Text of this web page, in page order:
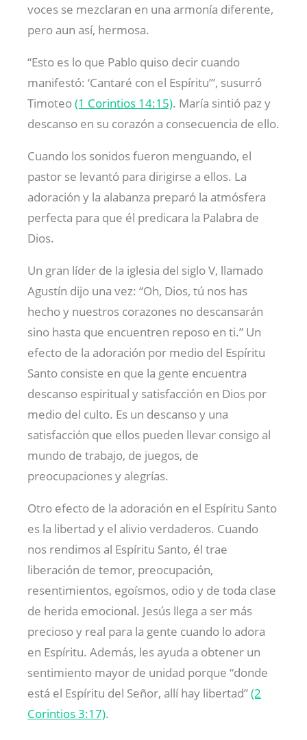
voces se mezclaran en una armonía diferente,
pero aun así, hermosa.
“Esto es lo que Pablo quiso decir cuando
manifestó: ‘Cantaré con el Espíritu’”, susurró
Timoteo(1 Corintios 14:15). María sintió paz y
descanso en su corazón a consecuencia de ello.
Cuando los sonidos fueron menguando, el
pastor se levantó para dirigirse a ellos. La
adoración y la alabanza preparó la atmósfera
perfecta para que él predicara la Palabra de
Dios.
Un gran líder de la iglesia del siglo V, llamado
Agustín dijo una vez: “Oh, Dios, tú nos has
hecho y nuestros corazones no descansarán
sino hasta que encuentren reposo en ti.” Un
efecto de la adoración por medio del Espíritu
Santo consiste en que la gente encuentra
descanso espiritual y satisfacción en Dios por
medio del culto. Es un descanso y una
satisfacción que ellos pueden llevar consigo al
mundo de trabajo, de juegos, de
preocupaciones y alegrías.
Otro efecto de la adoración en el Espíritu Santo
es la libertad y el alivio verdaderos. Cuando
nos rendimos al Espíritu Santo, él trae
liberación de temor, preocupación,
resentimientos, egoísmos, odio y de toda clase
de herida emocional. Jesús llega a ser más
precioso y real para la gente cuando lo adora
en Espíritu. Además, les ayuda a obtener un
sentimiento mayor de unidad porque “donde
está el Espíritu del Señor, allí hay libertad”(2
Corintios 3:17).